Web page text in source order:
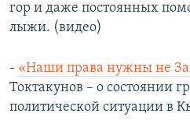
гор и даже постоянных
лыжи. (видео)
- «Наши права нужны не
Токтакунов – о состоянии
политической ситуации в